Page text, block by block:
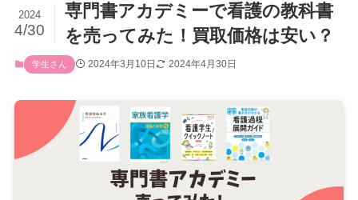
専門書アカデミーで看護の教科書
を売ってみた！買取価格は安い？
2024
4/30
学生さん 2024年3月10日 2024年4月30日